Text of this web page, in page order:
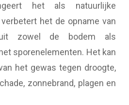
het als natuurlijke
het de opname van
uit zowel de bodem als
sporenelementen. Het kan
het gewas tegen droogte,
zonnebrand, plagen en